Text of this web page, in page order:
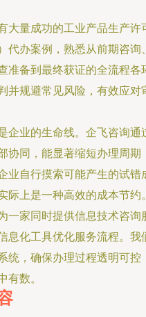
大量成功的工业产品生产许
代办案例，熟悉从前期咨询
准备到最终获证的全流程各
并规避常见风险，有效应对
企业的生命线。企飞咨询通
协同，能显著缩短办理周期
业自行摸索可能产生的试错
际上是一种高效的成本节约
一家同时提供信息技术咨询
息化工具优化服务流程。我
统，确保办理过程透明可控
有数。